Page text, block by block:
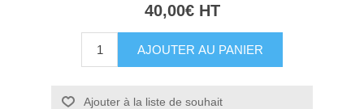
40,00€ HT
AJOUTER AU PANIER
Ajouter à la liste de souhait